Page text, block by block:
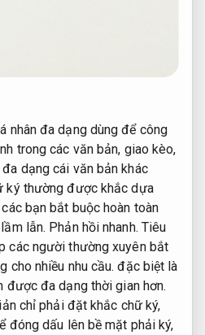
nhân đa dạng dùng để công
trong các văn bản, giao kèo,
dạng cái văn bản khác
ký thường được khắc dựa
bạn bắt buộc hoàn toàn
lẫn. Phản hồi nhanh. Tiêu
các người thường xuyên bắt
cho nhiều nhu cầu. đặc biệt là
được đa dạng thời gian hơn.
chỉ phải đặt khắc chữ ký,
đóng dấu lên bề mặt phải ký,